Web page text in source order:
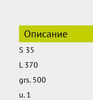
Описание
S 35
L 370
grs. 500
u. 1